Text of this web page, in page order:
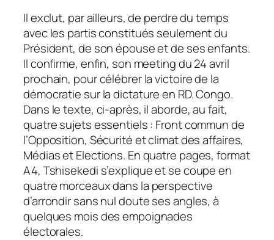
Il exclut, par ailleurs, de perdre du temps
avec les partis constitués seulement du
Président, de son épouse et de ses enfants.
Il confirme, enfin, son meeting du 24 avril
prochain, pour célébrer la victoire de la
démocratie sur la dictature en RD. Congo.
Dans le texte, ci-après, il aborde, au fait,
quatre sujets essentiels : Front commun de
l’Opposition, Sécurité et climat des affaires,
Médias et Elections. En quatre pages, format
A4, Tshisekedi s’explique et se coupe en
quatre morceaux dans la perspective
d’arrondir sans nul doute ses angles, à
quelques mois des empoignades
électorales.